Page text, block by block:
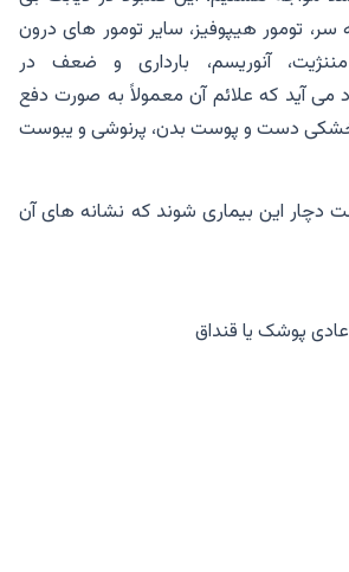
تومور هیپوفیز، سایر تومور های درون
آنوریسم، بارداری و ضعف در
می آید که علائم آن معمولاً به صورت دفع
خشکی دست و پوست بدن، پرنوشی و یبوست
این بیماری شوند که نشانه های آن
پوشک یا قنداق